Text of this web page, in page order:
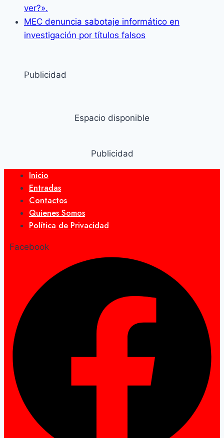
ver?».
MEC denuncia sabotaje informático en
investigación por títulos falsos
Publicidad
Espacio disponible
Publicidad
Inicio
Entradas
Contactos
Quienes Somos
Política de Privacidad
Facebook